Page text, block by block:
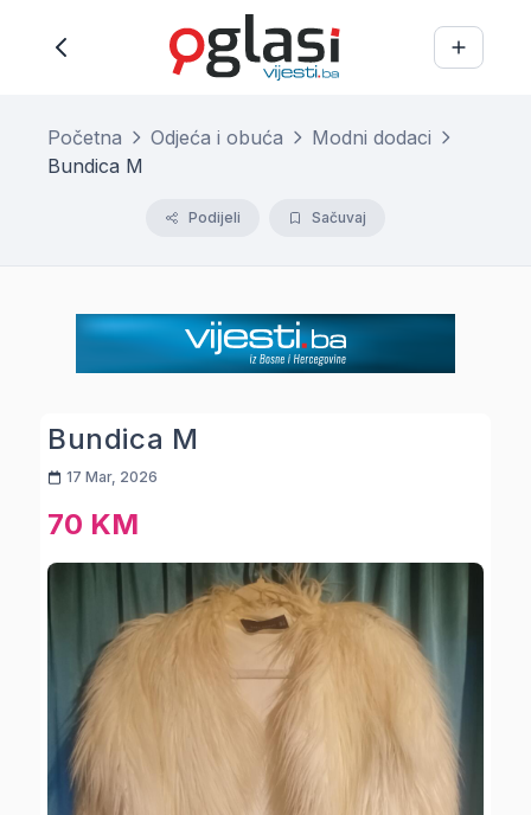
Početna Odjeća i obuća
Modni dodaci
Bundica M
Podijeli Sačuvaj
Bundica M
17 Mar, 2026
70 KM